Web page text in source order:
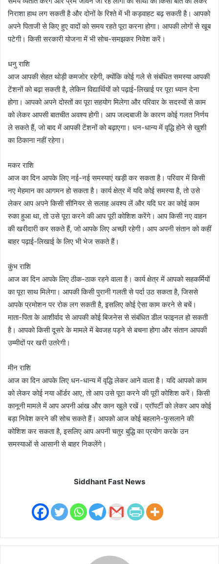
निराशा हाथ लग सकती है और दोनों के रिश्ते में भी कड़वाहट बढ़ सकती है। आपको
अपने पिताजी से किए हुए वादों को समय रहते पूरा करना होगा। आपकी लोगों से खूब
पटेगी। किसी सरकारी योजना में भी सोच-समझकर निवेश करें।
धनु राशि
आज आपकी सेहत थोड़ी कमजोर रहेगी, क्योंकि कोई गले से संबंधित समस्या आपकी
टेंशनों को बढ़ा सकती है, लेकिन विद्यार्थियों को पढ़ाई-लिखाई पर पूरा ध्यान देना
होगा। आपको अपने दोस्तों का पूरा सहयोग मिलेगा और परिवार के सदस्यों से काम
को लेकर आपसी बातचीत अवश्य होगी। आप जल्दबाजी के कारण कोई गलत निर्णय
ले सकते हैं, जो बाद में आपकी टेंशनों को बढ़ाएगा। धन-धान्य में वृद्धि होने से खुशी
का ठिकाना नहीं रहेगा।
मकर राशि
आज का दिन आपके लिए नई-नई समस्याएं खड़ी कर सकता है। परिवार में किसी
नए मेहमान का आगमन हो सकता है। कार्य क्षेत्र में यदि कोई समस्या है, तो उसे
लेकर आप अपने किसी सीनियर से सलाह अवश्य लें और यदि घर का कोई काम
रुका हुआ था, तो उसे पूरा करने की आप पूरी कोशिश करेंगे। आप किसी नए वाहन
की खरीदारी कर सकते हैं, जो आपके लिए अच्छी रहेगी। आप अपनी संतान को कहीं
बाहर पढ़ाई-लिखाई के लिए भी भेज सकते हैं।
कुंभ राशि
आज का दिन आपके लिए ठीक-ठाक रहने वाला है। कार्य क्षेत्र में आपको सहकर्मियों
का पूरा साथ मिलेगा। आपकी किसी पुरानी गलती से पर्दा उठ सकता है, जिससे
आपके प्रमोशन पर रोक लग सकती है, इसलिए कोई ऐसा काम करने से बचें।
माता-पिता के आशीर्वाद से आपकी कोई बिजनेस से संबंधित डील फाइनल हो सकती
है। आपको किसी दूसरे के मामले में बेवजह पड़ने से बचना होगा और संतान आपकी
उम्मीदों पर खरी उतरेगी।
मीन राशि
आज का दिन आपके लिए धन-धान्य में वृद्धि लेकर आने वाला है। यदि आपको काम
को लेकर कोई नया ऑर्डर आए, तो आप उसे पूरा करने की पूरी कोशिश करें। किसी
कानूनी मामले में आप अपनी आंख और कान खुले रखें। प्रॉपर्टी को लेकर आप कोई
बड़ा निवेश करने की सोच सकते हैं। आपको आज कोई बहलाने-फुसलाने की
कोशिश कर सकता है, इसलिए आप अपनी चतुर बुद्धि का प्रयोग करके उन
समस्याओं से आसानी से बाहर निकलेंगे।
Siddhant Fast News